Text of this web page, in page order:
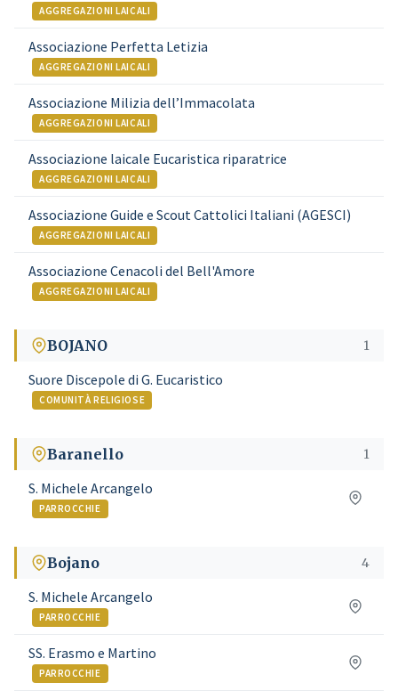
AGGREGAZIONI LAICALI
Associazione Perfetta Letizia
AGGREGAZIONI LAICALI
Associazione Milizia dell’Immacolata
AGGREGAZIONI LAICALI
Associazione laicale Eucaristica riparatrice
AGGREGAZIONI LAICALI
Associazione Guide e Scout Cattolici Italiani (AGESCI)
AGGREGAZIONI LAICALI
Associazione Cenacoli del Bell'Amore
AGGREGAZIONI LAICALI
BOJANO 1
Suore Discepole di G. Eucaristico
COMUNITÀ RELIGIOSE
Baranello 1
S. Michele Arcangelo
PARROCCHIE
Bojano 4
S. Michele Arcangelo
PARROCCHIE
SS. Erasmo e Martino
PARROCCHIE